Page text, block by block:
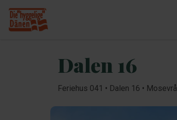
Dalen 16
Feriehus 041 • Dalen 16 • Mosevrå